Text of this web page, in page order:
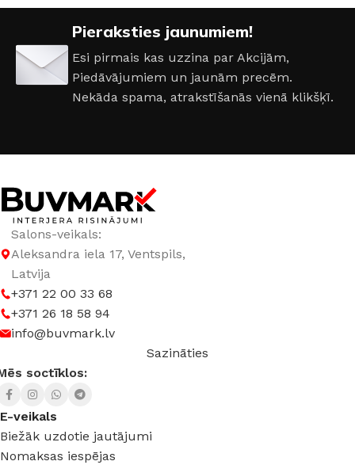
30×90cm
KOLEKCIJA Urban Colours
Pieraksties jaunumiem!
Esi pirmais kas uzzina par Akcijām,
Piedāvājumiem un jaunām precēm.
Nekāda spama, atrakstīšanās vienā klikšķī.
Salons-veikals:
Aleksandra iela 17, Ventspils,
Latvija
+371 22 00 33 68
+371 26 18 58 94
info@buvmark.lv
Sazināties
soctīklos:
E-veikals
Biežāk uzdotie jautājumi
Nomaksas iespējas